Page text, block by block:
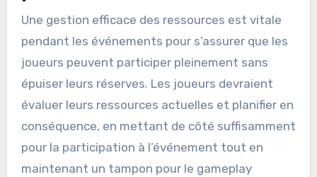
Une gestion efficace des ressources est vitale
pendant les événements pour s’assurer que les
joueurs peuvent participer pleinement sans
épuiser leurs réserves. Les joueurs devraient
évaluer leurs ressources actuelles et planifier en
conséquence, en mettant de côté suffisamment
pour la participation à l’événement tout en
maintenant un tampon pour le gameplay